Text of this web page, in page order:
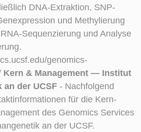
DNA-Extraktion, SNP-
und Methylierung
Sequenzierung und Analyse
genomics-
Kern & Management — Institut
an der UCSF - Nachfolgend
für die Kern-
des Genomics Services
an der UCSF.